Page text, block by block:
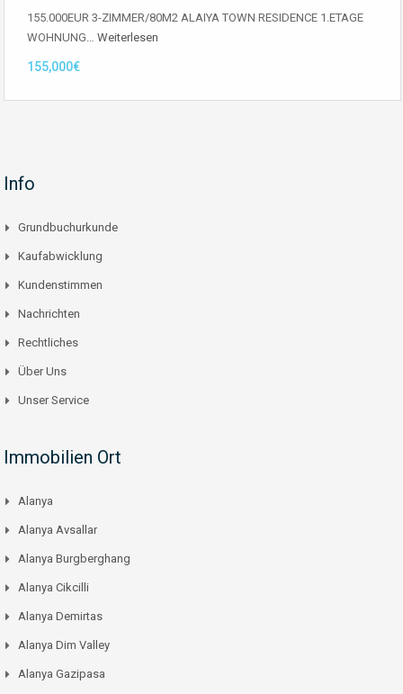
155.000EUR 3-ZIMMER/80M2 ALAIYA TOWN RESIDENCE 1.ETAGE
WOHNUNG… Weiterlesen
155,000€
Info
Grundbuchurkunde
Kaufabwicklung
Kundenstimmen
Nachrichten
Rechtliches
Über Uns
Unser Service
Immobilien Ort
Alanya
Alanya Avsallar
Alanya Burgberghang
Alanya Cikcilli
Alanya Demirtas
Alanya Dim Valley
Alanya Gazipasa